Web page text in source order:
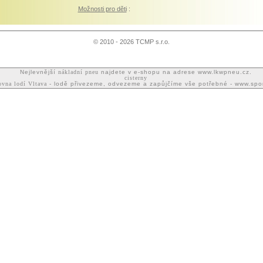
Možnosti pro děti:
© 2010 - 2026 TCMP s.r.o.
Nejlevnější nákladní pneu najdete v e-shopu na adrese www.lkwpneu.cz.
cisterny
lodí Vltava - lodě přivezeme, odvezeme a zapůjčíme vše potřebné -